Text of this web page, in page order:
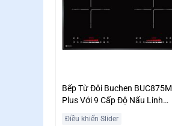
Bếp Từ Đôi Buchen
Plus Với 9 Cấp Độ Nấu Linh
Điều khiển Slider